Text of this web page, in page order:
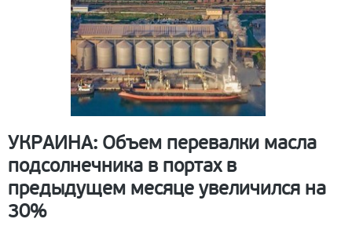
УКРАИНА: Объем перевалки масла
подсолнечника в портах в
предыдущем месяце увеличился на
30%